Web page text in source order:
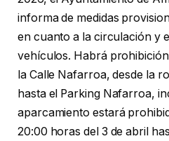
informa de medidas
en cuanto a la circulación y
vehículos. Habrá
la Calle Nafarroa, desde la
hasta el Parking Nafarroa,
aparcamiento estará
20:00 horas del 3 de abril